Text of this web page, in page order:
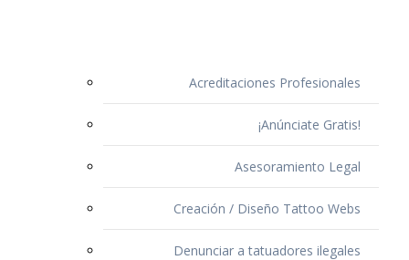
Acreditaciones Profesionales
¡Anúnciate Gratis!
Asesoramiento Legal
Creación / Diseño Tattoo Webs
Denunciar a tatuadores ilegales